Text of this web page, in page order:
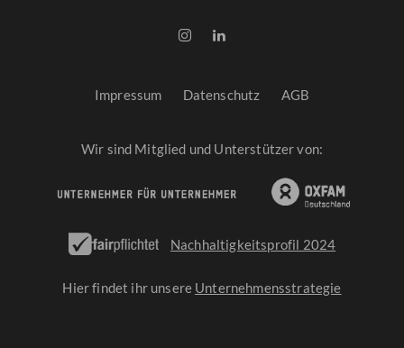
Impressum Datenschutz AGB
Wir sind Mitglied und Unterstützer von:
Nachhaltigkeitsprofil 2024
Hier findet ihr unsere Unternehmensstrategie